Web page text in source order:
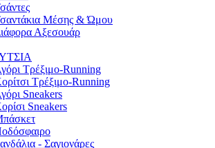
Μέσης & Ώμου
Αξεσουάρ
Τρέξιμο-Running
Τρέξιμο-Running
Sneakers
Sneakers
- Σαγιονάρες